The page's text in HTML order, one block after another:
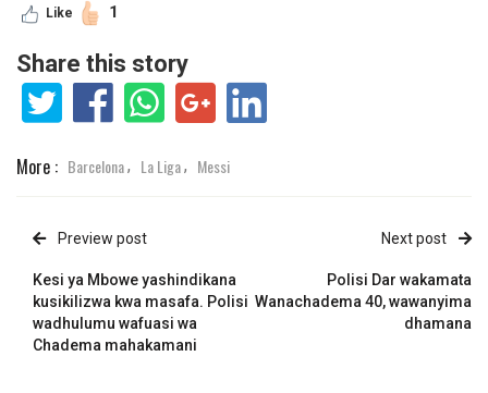
Like 1
Share this story
More : Barcelona, La Liga, Messi
Preview post
Kesi ya Mbowe yashindikana
kusikilizwa kwa masafa. Polisi
wadhulumu wafuasi wa
Chadema mahakamani
Next post
Polisi Dar wakamata
Wanachadema 40, wawanyima
dhamana